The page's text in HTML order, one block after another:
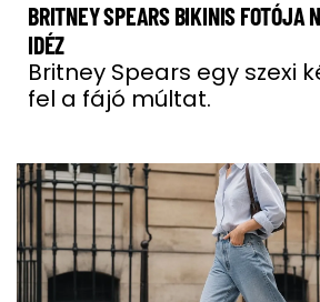
BRITNEY SPEARS BIKINIS FOTÓJA
IDÉZ
Britney Spears egy szexi
fel a fájó múltat.